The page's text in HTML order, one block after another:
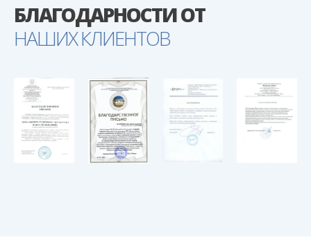
БЛАГОДАРНОСТИ ОТ
НАШИХ КЛИЕНТОВ